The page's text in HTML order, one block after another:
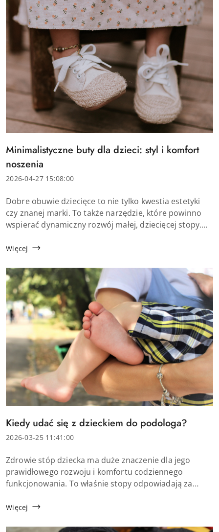
Tytuł
artykułu:
Minimalistyczne buty dla dzieci: styl i komfort
noszenia
Data
2026-04-27 15:08:00
Treść
artykułu:
Dobre obuwie dziecięce to nie tylko kwestia estetyki
czy znanej marki. To także narzędzie, które powinno
wspierać dynamiczny rozwój małej, dziecięcej stopy.
minimalistyczne dla dzieci, na...
Więcej
Tytuł
artykułu:
Kiedy udać się z dzieckiem do podologa?
Data
2026-03-25 11:41:00
Treść
artykułu:
Zdrowie stóp dziecka ma duże znaczenie dla jego
prawidłowego rozwoju i komfortu codziennego
funkcjonowania. To właśnie stopy odpowiadają za
właściwej postawy. Niestety wiele drobnych problem...
Więcej